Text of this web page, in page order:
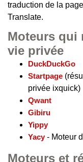
traduction de la
Translate.
Moteurs qui
vie privée
DuckDuckGo
Startpage
privée ixquick)
Qwant
Gibiru
Yippy
Yacy- Moteur
Moteurs et